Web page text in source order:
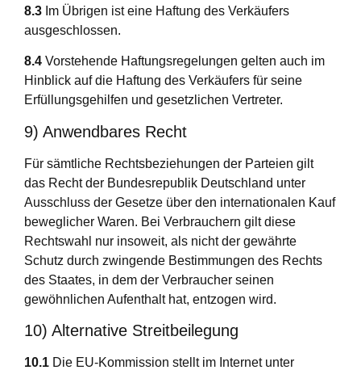
8.3 Im Übrigen ist eine Haftung des Verkäufers
ausgeschlossen.
8.4 Vorstehende Haftungsregelungen gelten auch im
Hinblick auf die Haftung des Verkäufers für seine
Erfüllungsgehilfen und gesetzlichen Vertreter.
9) Anwendbares Recht
Für sämtliche Rechtsbeziehungen der Parteien gilt
das Recht der Bundesrepublik Deutschland unter
Ausschluss der Gesetze über den internationalen Kauf
beweglicher Waren. Bei Verbrauchern gilt diese
Rechtswahl nur insoweit, als nicht der gewährte
Schutz durch zwingende Bestimmungen des Rechts
des Staates, in dem der Verbraucher seinen
gewöhnlichen Aufenthalt hat, entzogen wird.
10) Alternative Streitbeilegung
10.1 Die EU-Kommission stellt im Internet unter